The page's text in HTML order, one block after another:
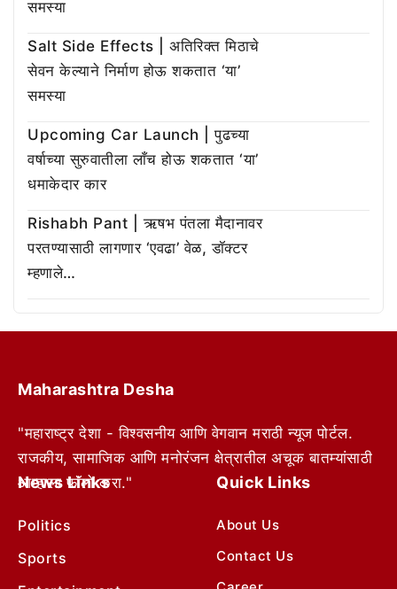
समस्या
Salt Side Effects | अतिरिक्त मिठाचे
सेवन केल्याने निर्माण होऊ शकतात ‘या’
समस्या
Upcoming Car Launch | पुढच्या
वर्षाच्या सुरुवातीला लाँच होऊ शकतात ‘या’
धमाकेदार कार
Rishabh Pant | ऋषभ पंतला मैदानावर
परतण्यासाठी लागणार ‘एवढा’ वेळ, डॉक्टर
म्हणाले…
Maharashtra Desha
"महाराष्ट्र देशा - विश्वसनीय आणि वेगवान मराठी न्यूज पोर्टल.
राजकीय, सामाजिक आणि मनोरंजन क्षेत्रातील अचूक बातम्यांसाठी
आम्हाला फॉलो करा."
News Links
Politics
Sports
Quick Links
About Us
Contact Us